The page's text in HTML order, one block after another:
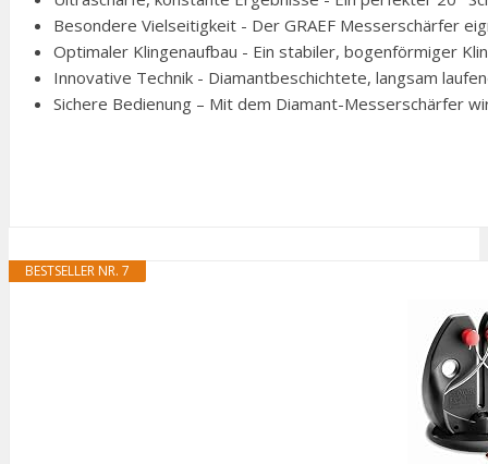
Besondere Vielseitigkeit - Der GRAEF Messerschärfer
Optimaler Klingenaufbau - Ein stabiler, bogenförmiger
Innovative Technik - Diamantbeschichtete, langsam
Sichere Bedienung – Mit dem Diamant-Messerschärfer
BESTSELLER NR. 7